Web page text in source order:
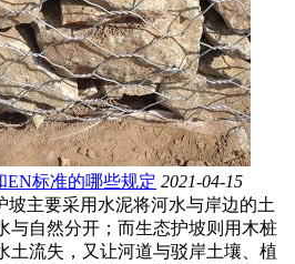
EN标准的哪些规定 2021-04-15
坡主要采用水泥将河水与岸边的土
与自然分开；而生态护坡则用木桩
土流失，又让河道与驳岸土壤、植